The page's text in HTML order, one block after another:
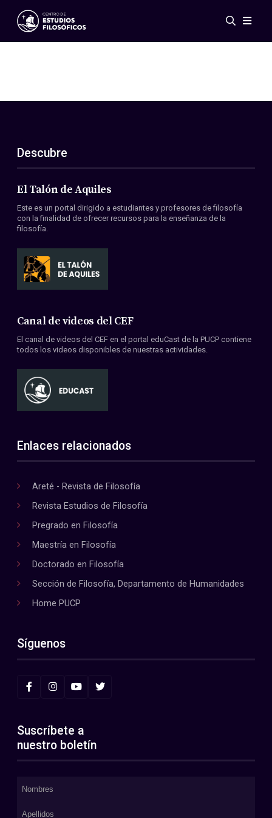
Eventos
ES
EN
Acerca de nosotros
Miembros
Convenios
Descubre
El Talón de Aquiles
Este es un portal dirigido a estudiantes y profesores de filosofía
con la finalidad de ofrecer recursos para la enseñanza de la
filosofía.
Canal de videos del CEF
El canal de videos del CEF en el portal eduCast de la PUCP contiene
todos los videos disponibles de nuestras actividades.
Enlaces relacionados
Areté - Revista de Filosofía
Revista Estudios de Filosofía
Pregrado en Filosofía
Maestría en Filosofía
Doctorado en Filosofía
Sección de Filosofía, Departamento de Humanidades
Home PUCP
Síguenos
Suscríbete a
nuestro boletín